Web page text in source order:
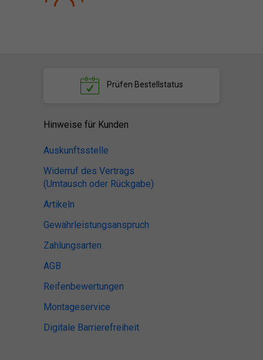
Prüfen Bestellstatus
Hinweise für Kunden
Auskunftsstelle
Widerruf des Vertrags
(Umtausch oder Rückgabe)
Artikeln
Gewährleistungsanspruch
Zahlungsarten
AGB
Reifenbewertungen
Montageservice
Digitale Barrierefreiheit